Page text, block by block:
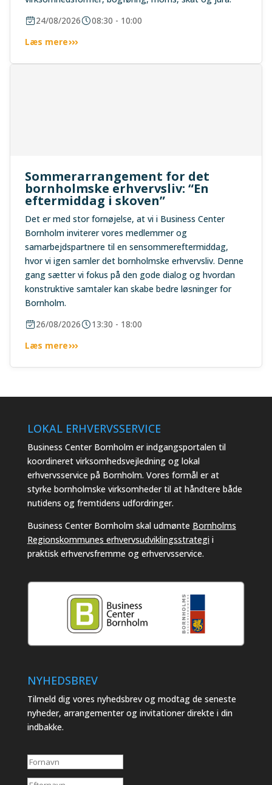
24/08/2026
08:30 - 10:00
Læs mere
Sommerarrangement for det
bornholmske erhvervsliv: “En
eftermiddag i skoven”
Det er med stor fornøjelse, at vi i Business Center
Bornholm inviterer vores medlemmer og
samarbejdspartnere til en sensommereftermiddag,
hvor vi igen samler det bornholmske erhvervsliv. Denne
gang sætter vi fokus på den gode dialog og hvordan
konstruktive samtaler kan skabe bedre løsninger for
Bornholm.
26/08/2026
13:30 - 18:00
Læs mere
LOKAL ERHVERVSSERVICE
Business Center Bornholm er indgangsportalen til
koordineret virksomhedsvejledning og lokal
erhvervsservice på Bornholm. Vores formål er at
styrke bornholmske virksomheder til at håndtere både
nutidens og fremtidens udfordringer.
Business Center Bornholm skal udmønte Bornholms
Regionskommunes erhvervsudviklingsstrategii
praktisk erhvervsfremme og erhvervsservice.
NYHEDSBREV
Tilmeld dig vores nyhedsbrev og modtag de seneste
nyheder, arrangementer og invitationer direkte i din
indbakke.